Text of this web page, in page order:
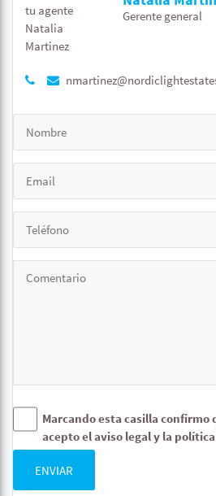
Gerente general
Marcando esta casilla confirmo
acepto el aviso legal y la
ENVIAR